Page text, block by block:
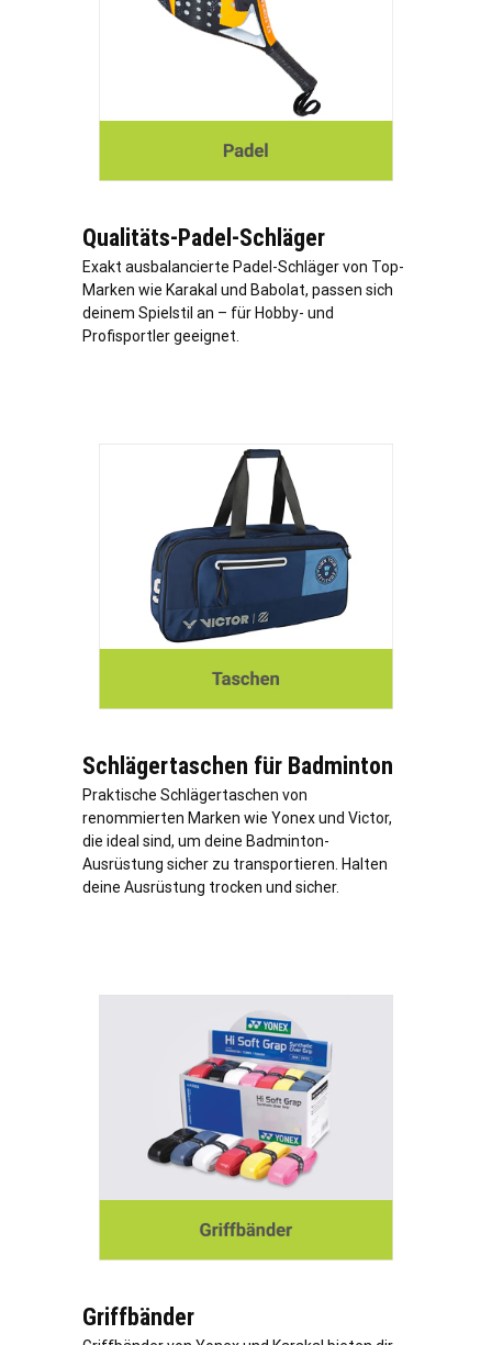
Qualitäts-Padel-Schläger
Exakt ausbalancierte Padel-Schläger von Top-
Marken wie Karakal und Babolat, passen sich
deinem Spielstil an – für Hobby- und
Profisportler geeignet.
Schlägertaschen für Badminton
Praktische Schlägertaschen von
renommierten Marken wie Yonex und Victor,
die ideal sind, um deine Badminton-
Ausrüstung sicher zu transportieren. Halten
deine Ausrüstung trocken und sicher.
Griffbänder